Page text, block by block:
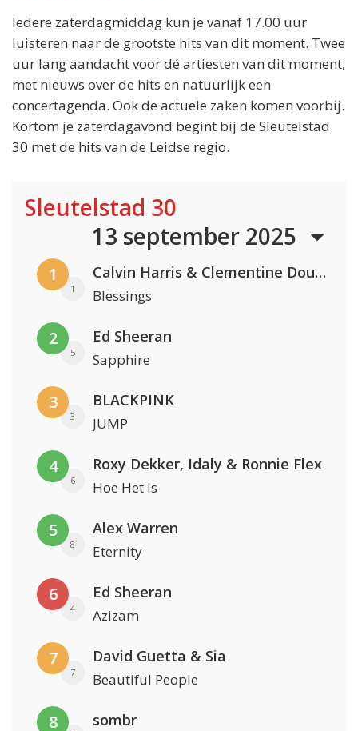
Iedere zaterdagmiddag kun je vanaf 17.00 uur
luisteren naar de grootste hits van dit moment. Twee
uur lang aandacht voor dé artiesten van dit moment,
met nieuws over de hits en natuurlijk een
concertagenda. Ook de actuele zaken komen voorbij.
Kortom je zaterdagavond begint bij de Sleutelstad
30 met de hits van de Leidse regio.
Sleutelstad 30
13 september 2025
1
1
Calvin Harris & Clementine Douglas
Blessings
2
5
Ed Sheeran
Sapphire
3
3
BLACKPINK
JUMP
4
6
Roxy Dekker, Idaly & Ronnie Flex
Hoe Het Is
5
8
Alex Warren
Eternity
6
4
Ed Sheeran
Azizam
7
7
David Guetta & Sia
Beautiful People
8 sombr